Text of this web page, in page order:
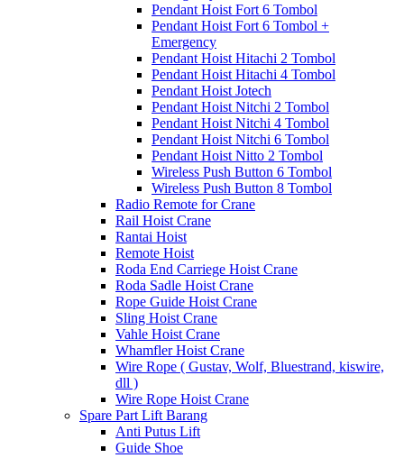
Pendant Hoist Fort 6 Tombol
Pendant Hoist Fort 6 Tombol +
Emergency
Pendant Hoist Hitachi 2 Tombol
Pendant Hoist Hitachi 4 Tombol
Pendant Hoist Jotech
Pendant Hoist Nitchi 2 Tombol
Pendant Hoist Nitchi 4 Tombol
Pendant Hoist Nitchi 6 Tombol
Pendant Hoist Nitto 2 Tombol
Wireless Push Button 6 Tombol
Wireless Push Button 8 Tombol
Radio Remote for Crane
Rail Hoist Crane
Rantai Hoist
Remote Hoist
Roda End Carriege Hoist Crane
Roda Sadle Hoist Crane
Rope Guide Hoist Crane
Sling Hoist Crane
Vahle Hoist Crane
Whamfler Hoist Crane
Wire Rope ( Gustav, Wolf, Bluestrand, kiswire,
dll )
Wire Rope Hoist Crane
Spare Part Lift Barang
Anti Putus Lift
Guide Shoe